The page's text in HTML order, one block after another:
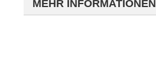
MEHR INFORMATIONEN